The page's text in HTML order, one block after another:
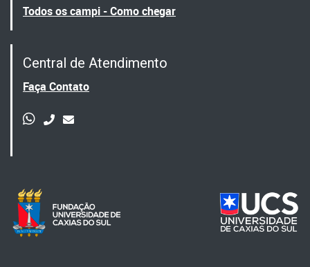
Todos os campi - Como chegar
Central de Atendimento
Faça Contato